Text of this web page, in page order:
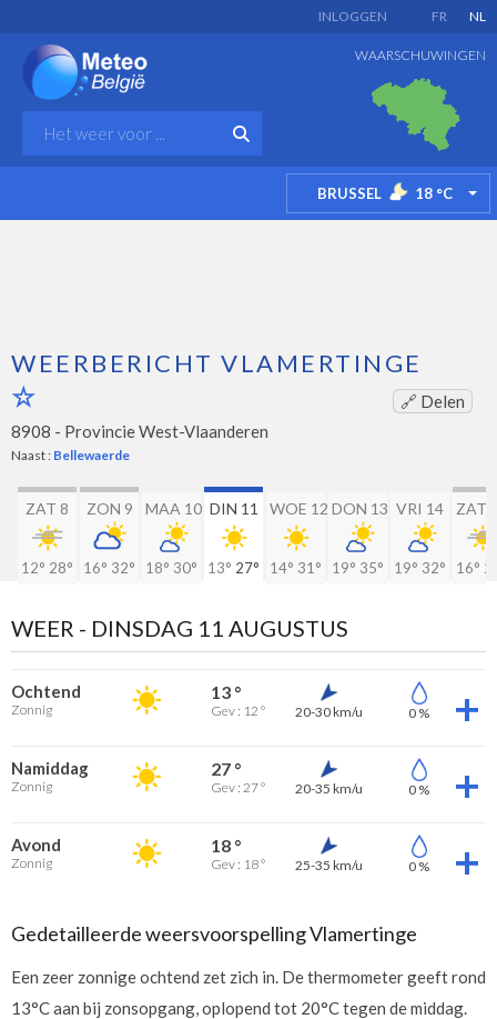
FR NL
INLOGGEN
WAARSCHUWINGEN
BRUSSEL 18 °C
WEERBERICHT VLAMERTINGE
🔗 Delen
8908 - Provincie West-Vlaanderen
Naast : Bellewaerde
ZAT 8
12° 28°
ZON 9
16° 32°
MAA 10
18° 30°
DIN 11
13° 27°
WOE 12
14° 31°
DON 13
19° 35°
VRI 14
19° 32°
ZAT
16°
WEER - DINSDAG 11 AUGUSTUS
Ochtend
Zonnig
13 °
Gev : 12 ° 20-30 km/u 0 %
Namiddag
Zonnig
27 °
Gev : 27 ° 20-35 km/u 0 %
Avond
Zonnig
18 °
Gev : 18 ° 25-35 km/u 0 %
Gedetailleerde weersvoorspelling Vlamertinge
Een zeer zonnige ochtend zet zich in. De thermometer geeft rond
13°C aan bij zonsopgang, oplopend tot 20°C tegen de middag.